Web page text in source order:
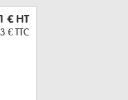
€ HT
€ TTC